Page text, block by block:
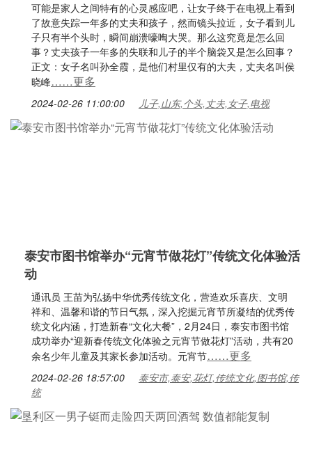
可能是家人之间特有的心灵感应吧，让女子终于在电视上看到
了故意失踪一年多的丈夫和孩子，然而镜头拉近，女子看到儿
子只有半个头时，瞬间崩溃嚎啕大哭。那么这究竟是怎么回
事？丈夫孩子一年多的失联和儿子的半个脑袋又是怎么回事？
正文：女子名叫孙全霞，是他们村里仅有的大夫，丈夫名叫侯
晓峰……更多
2024-02-26 11:00:00 儿子,山东,个头,丈夫,女子,电视
泰安市图书馆举办“元宵节做花灯”传统文化体验活
动
通讯员 王苗为弘扬中华优秀传统文化，营造欢乐喜庆、文明
祥和、温馨和谐的节日气氛，深入挖掘元宵节所凝结的优秀传
统文化内涵，打造新春“文化大餐”，2月24日，泰安市图书馆
成功举办“迎新春传统文化体验之元宵节做花灯”活动，共有20
余名少年儿童及其家长参加活动。元宵节……更多
2024-02-26 18:57:00
泰安市,泰安,花灯,传统文化,图书馆,传
统